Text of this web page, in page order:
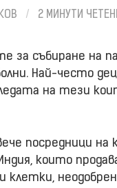
/ 2 МИНУТИ
за събиране на
Най-често
на тези
посредници на
които
клетки,